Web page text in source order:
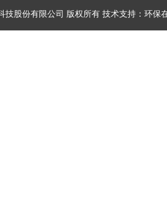
技股份有限公司 版权所有 技术支持： 环保